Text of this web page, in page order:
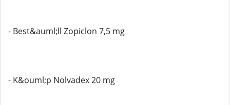
- Best&auml;ll Zopiclon 7,5 mg
- K&ouml;p Nolvadex 20 mg